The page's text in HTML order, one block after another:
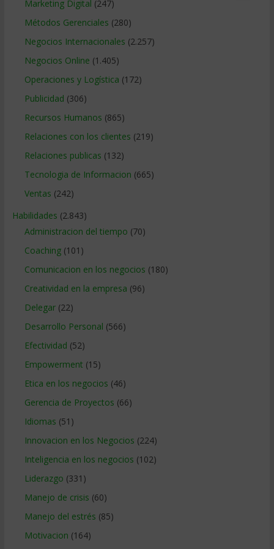
Marketing Digital (247)
Métodos Gerenciales (280)
Negocios Internacionales (2.257)
Negocios Online (1.405)
Operaciones y Logística (172)
Publicidad (306)
Recursos Humanos (865)
Relaciones con los clientes (219)
Relaciones publicas (132)
Tecnologia de Informacion (665)
Ventas (242)
Habilidades (2.843)
Administracion del tiempo (70)
Coaching(101)
Comunicacion en los negocios (180)
Creatividad en la empresa (96)
Delegar(22)
Desarrollo Personal (566)
Efectividad (52)
Empowerment (15)
Etica en los negocios (46)
Gerencia de Proyectos (66)
Idiomas (51)
Innovacion en los Negocios (224)
Inteligencia en los negocios (102)
Liderazgo (331)
Manejo de crisis (60)
Manejo del estrés (85)
Motivacion (164)